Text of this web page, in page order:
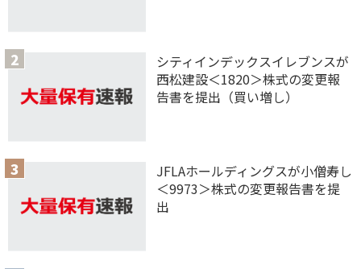
シティインデックスイレブンスが
西松建設＜1820＞株式の変更報
告書を提出（買い増し）
JFLAホールディングスが小僧寿し
＜9973＞株式の変更報告書を提
出